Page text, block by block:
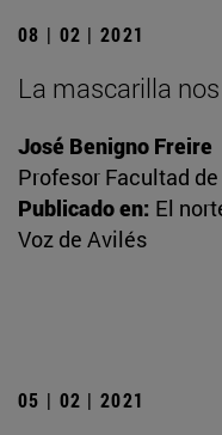
08 | 02 | 2021
La mascarilla
José Benigno Freire
Profesor Facultad
Publicado en: El
Voz de Avilés
05 | 02 | 2021